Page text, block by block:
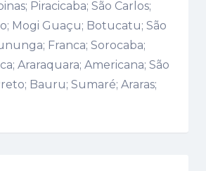
Piracicaba; São Carlos;
Mogi Guaçu; Botucatu; São
Franca; Sorocaba;
Araraquara; Americana; São
Bauru; Sumaré; Araras;